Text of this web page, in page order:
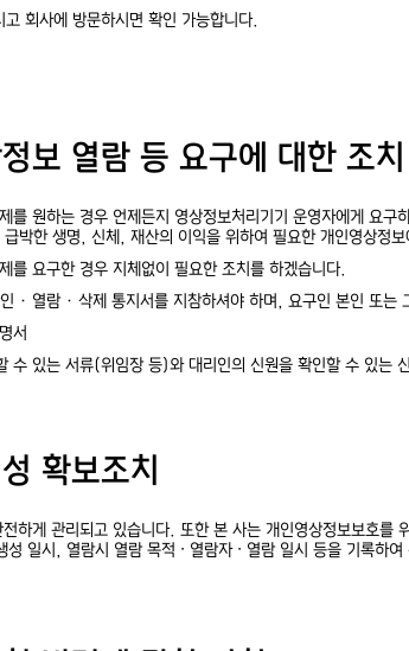
회사에 방문하시면 확인 가능합니다.
보 열람 등 요구에 대한 조치
원하는 경우 언제든지 영상정보처리기기 운영자에게 요구
박한 생명, 신체, 재산의 이익을 위하여 필요한 개인영상정보
요구한 경우 지체없이 필요한 조치를 하겠습니다.
·열람·삭제 통지서를 지참하셔야 하며, 요구인 본인 또는
서
있는 서류(위임장 등)와 대리인의 신원을 확인할 수 있는
확보조치
하게 관리되고 있습니다. 또한 본 사는 개인영상정보보호를
일시, 열람시 열람 목적 ∙ 열람자 ∙ 열람 일시 등을 기록하